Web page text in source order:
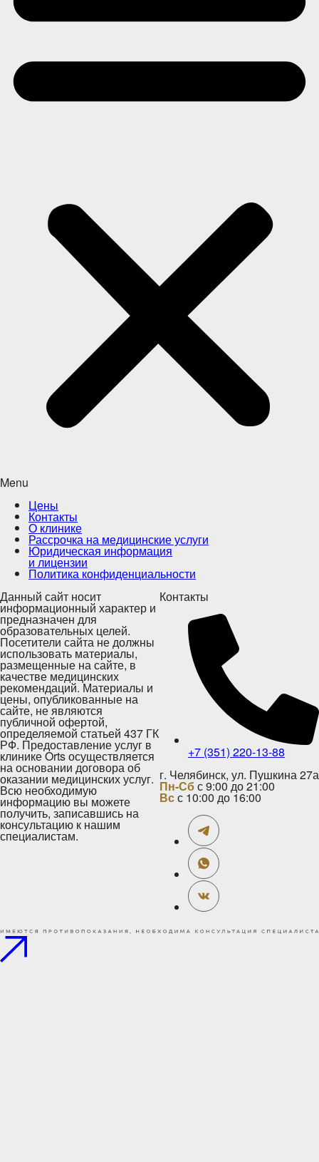
Menu
Цены
Контакты
О клинике
Рассрочка на медицинские услуги
Юридическая информация
и лицензии
Политика конфиденциальности
Контакты
+7 (351) 220-13-88
г. Челябинск, ул. Пушкина 27а
Пн-Сбс 9:00 до 21:00
Всс 10:00 до 16:00
Данный сайт носит
информационный характер и
предназначен для
образовательных целей.
Посетители сайта не должны
использовать материалы,
размещенные на сайте, в
качестве медицинских
рекомендаций. Материалы и
цены, опубликованные на
сайте, не являются
публичной офертой,
определяемой статьей 437 ГК
РФ. Предоставление услуг в
клинике Orts осуществляется
на основании договора об
оказании медицинских услуг.
Всю необходимую
информацию вы можете
получить, записавшись на
консультацию к нашим
специалистам.